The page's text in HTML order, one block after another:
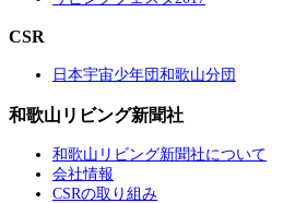
CSR
日本宇宙少年団和歌山分団
和歌山リビング新聞社
和歌山リビング新聞社について
会社情報
CSRの取り組み